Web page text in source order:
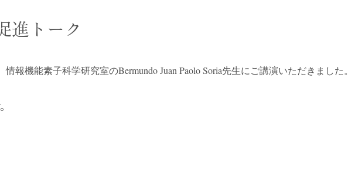
進トーク
情報機能素子科学研究室のBermundo Juan Paolo Soria先生にご講演いただきました。